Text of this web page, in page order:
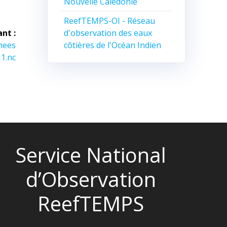
:
ReefTEMPS-OI - Réseau
d'observation des eaux
côtières de l'Océan Indien
Service National
d’Observation
ReefTEMPS